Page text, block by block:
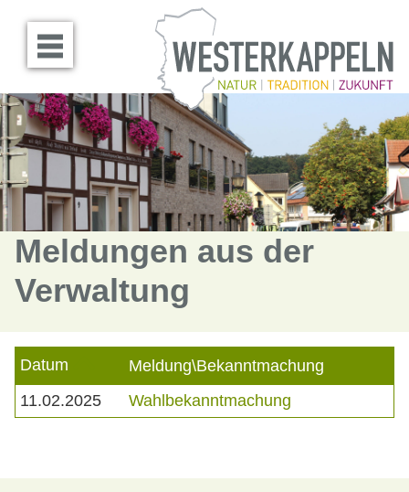
Menü öffnen
Meldungen aus der
Verwaltung
Datum
Meldung\Bekanntmachung
11.02.2025
Wahlbekanntmachung